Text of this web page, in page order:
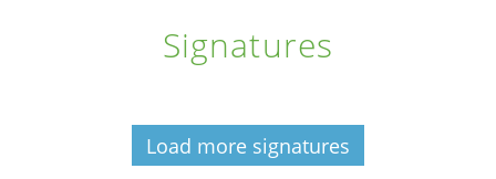
Signatures
Load more signatures